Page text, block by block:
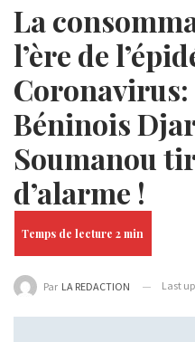
La
l’ère de
Coronavirus:
Béninois
Soumanou
d’alarme !
Par LA REDACTION Last